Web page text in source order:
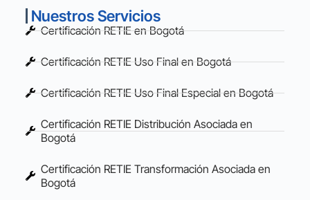
Nuestros Servicios
Certificación RETIE en Bogotá
Certificación RETIE Uso Final en Bogotá
Certificación RETIE Uso Final Especial en Bogotá
Certificación RETIE Distribución Asociada en
Bogotá
Certificación RETIE Transformación Asociada en
Bogotá